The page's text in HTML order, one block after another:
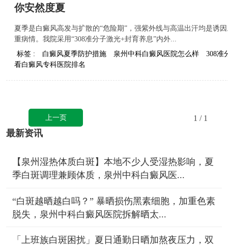
你安然度夏
夏季是白癜风高发与扩散的“危险期”，强紫外线与高温出汗均是诱
重病情。我院采用“308准分子激光+封育养息”内外...
标签 :
白癜风夏季防护措施 泉州中科白癜风医院怎么样
308准
看白癜风专科医院排名
上一页 1 / 1
最新资讯
【泉州湿热体质白斑】本地不少人受湿热影响，夏
季白斑调理兼顾体质，泉州中科白癜风医...
“白斑越晒越白吗？” 暴晒损伤黑素细胞，加重色素
脱失，泉州中科白癜风医院拆解晒太...
「上班族白斑困扰」夏日通勤日晒加熬夜压力，双